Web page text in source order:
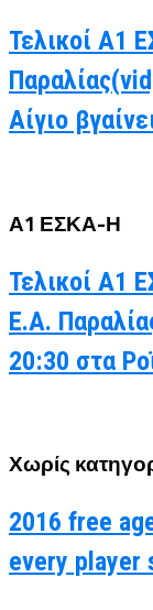
Τελικοί Α1
Αίγιο
Α1 ΕΣΚΑ-Η
Τελικοί Α1
Ε.Α.
20:30 στα
Χωρίς
2016 free
every player